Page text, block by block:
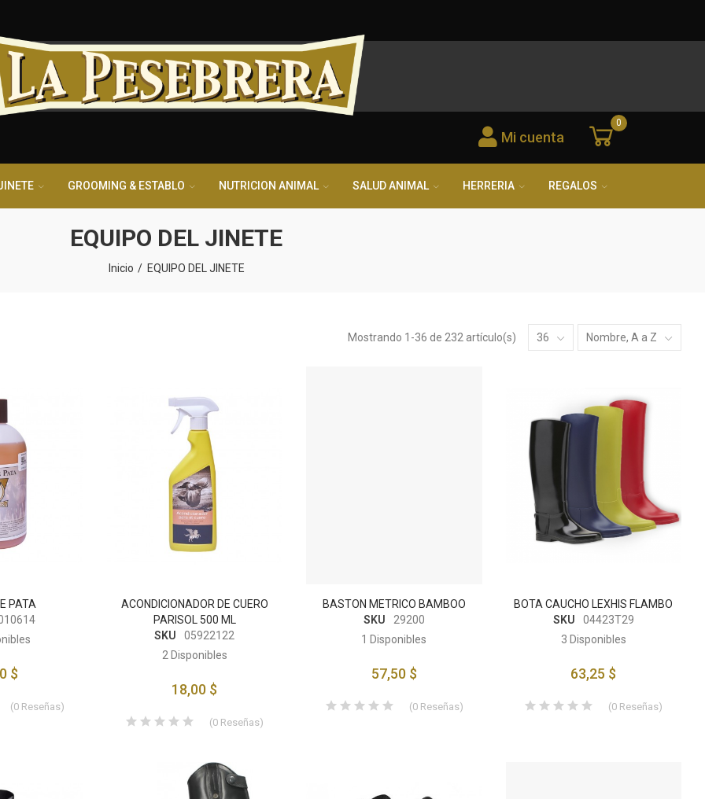
Mi cuenta
0
GROOMING & ESTABLO NUTRICION ANIMAL SALUD ANIMAL HERRERIA REGALOS
EQUIPO DEL JINETE
Inicio EQUIPO DEL JINETE
Mostrando 1-36 de 232 artículo(s) 36 Nombre, A a Z
PATA
$
(0Reseñas)
ACONDICIONADOR DE CUERO
PARISOL 500 ML
SKU
05922122
2 Disponibles
18,00 $
(0 Reseñas)
BASTON METRICO BAMBOO
SKU
29200
1 Disponibles
57,50 $
(0Reseñas)
BOTA CAUCHO LEXHIS FLAMBO
SKU
04423T29
3 Disponibles
63,25 $
(0 Reseñas)